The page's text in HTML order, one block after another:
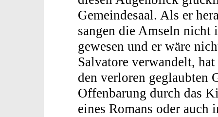
Gemeindesaal. Als er
sangen die Amseln nicht
gewesen und er wäre
Salvatore verwandelt,
den verloren geglaubten
Offenbarung durch das
eines Romans oder